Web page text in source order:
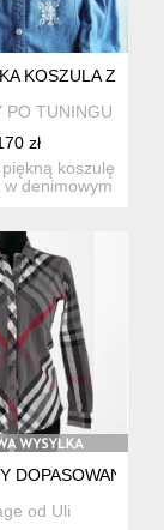
KOSZULA Z
PO TUNINGU
zł
koszulę
w denimowym
DOPASOWANA
od Uli